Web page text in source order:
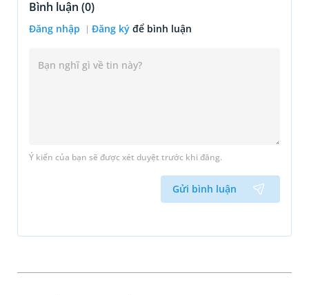
Bình luận (0)
Đăng nhập Đăng ký để bình luận
Ý kiến của bạn sẽ được xét duyệt trước khi đăng.
Gửi bình luận